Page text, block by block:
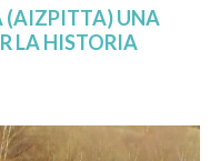
(AIZPITTA) UNA
LA HISTORIA